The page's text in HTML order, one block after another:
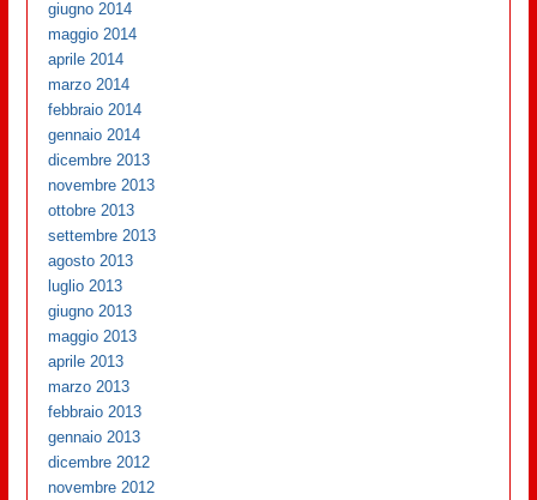
giugno 2014
maggio 2014
aprile 2014
marzo 2014
febbraio 2014
gennaio 2014
dicembre 2013
novembre 2013
ottobre 2013
settembre 2013
agosto 2013
luglio 2013
giugno 2013
maggio 2013
aprile 2013
marzo 2013
febbraio 2013
gennaio 2013
dicembre 2012
novembre 2012